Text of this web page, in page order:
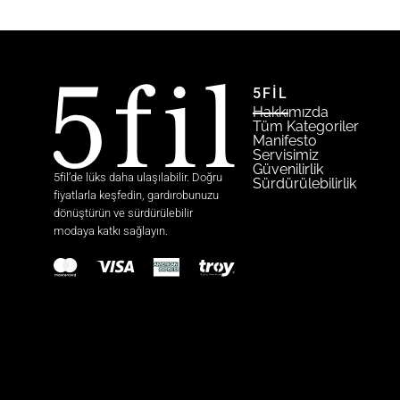
5fil’de lüks daha ulaşılabilir. Doğru
fiyatlarla keşfedin, gardırobunuzu
dönüştürün ve sürdürülebilir
modaya katkı sağlayın.
5FİL
Hakkımızda
Tüm Kategoriler
Manifesto
Servisimiz
Güvenilirlik
Sürdürülebilirlik